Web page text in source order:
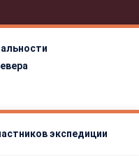
экспедиции